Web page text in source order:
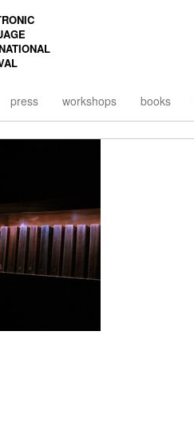
press workshops books